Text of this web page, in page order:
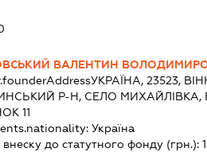
ВАЛЕНТИН
УКРАЇНА, 23523,
Р-Н, СЕЛО МИХАЙЛІВКА,
11
Україна
внеску до статутного фонду (грн.):